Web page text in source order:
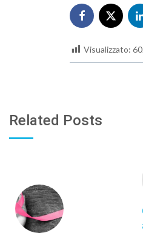
Visualizzato:
Related Posts